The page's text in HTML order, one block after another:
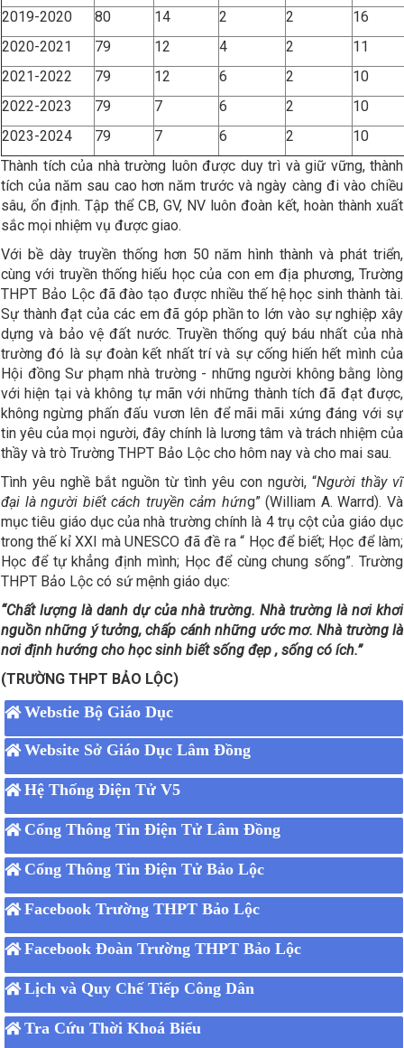
2019-2020 80 14 2 2
16
2020-2021
79 12 4 2
11
2021-2022
79 12 6 2
10
2022-2023
79 7 6 2
10
2023-2024
79 7 6 2
10
Thành tích của nhà trường luôn được duy trì và giữ vững, thành
tích của năm sau cao hơn năm trước và ngày càng đi vào chiều
sâu, ổn định. Tập thể CB, GV, NV luôn đoàn kết, hoàn thành xuất
sắc mọi nhiệm vụ được giao.
Với bề dày truyền thống hơn 50 năm hình thành và phát triển,
cùng với truyền thống hiếu học của con em địa phương, Trường
THPT Bảo Lộc đã đào tạo được nhiều thế hệ học sinh thành tài.
Sự thành đạt của các em đã góp phần to lớn vào sự nghiệp xây
dựng và bảo vệ đất nước. Truyền thống quý báu nhất của nhà
trường đó là sự đoàn kết nhất trí và sự cống hiến hết mình của
Hội đồng Sư phạm nhà trường - những người không bằng lòng
với hiện tại và không tự mãn với những thành tích đã đạt được,
không ngừng phấn đấu vươn lên để mãi mãi xứng đáng với sự
tin yêu của mọi người, đây chính là lương tâm và trách nhiệm của
thầy và trò Trường THPT Bảo Lộc cho hôm nay và cho mai sau.
Tình yêu nghề bắt nguồn từ tình yêu con người, “Người thầy vĩ
đại là người biết cách truyền cảm hứng” (William A. Warrd). Và
mục tiêu giáo dục của nhà trường chính là 4 trụ cột của giáo dục
trong thế kỉ XXI mà UNESCO đã đề ra “ Học để biết; Học để làm;
Học để tự khẳng định mình; Học để cùng chung sống”. Trường
THPT Bảo Lộc có sứ mệnh giáo dục:
“Chất lượng là danh dự của nhà trường. Nhà trường là nơi khơi
nguồn những ý tưởng, chấp cánh những ước mơ. Nhà trường là
nơi định hướng cho học sinh biết sống đẹp , sống có ích.”
(TRƯỜNG THPT BẢO LỘC)
Webstie Bộ Giáo Dục
Website Sở Giáo Dục Lâm Đồng
Hệ Thống Điện Tử V5
Cổng Thông Tin Điện Tử Lâm Đồng
Cổng Thông Tin Điện Tử Bảo Lộc
Facebook Trường THPT Bảo Lộc
Facebook Đoàn Trường THPT Bảo Lộc
Lịch và Quy Chế Tiếp Công Dân
Tra Cứu Thời Khoá Biểu